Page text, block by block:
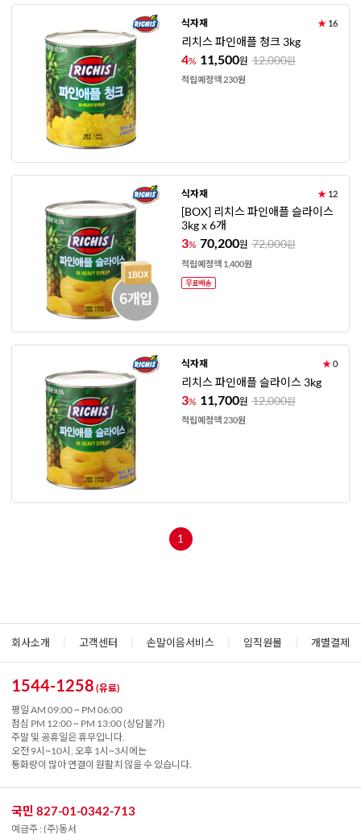
식자재 ★ 16
리치스 파인애플 청크 3kg
4% 11,500원 12,000원
적립예정액 230원
식자재 ★ 12
[BOX] 리치스 파인애플 슬라이스
3kg x 6개
3% 70,200원 72,000원
적립예정액 1,400원
식자재 ★0
리치스 파인애플 슬라이스 3kg
3% 11,700원 12,000원
적립예정액 230원
1
회사소개 고객센터 손말이음서비스 임직원몰 개별결제
1544-1258 (유료)
평일 AM 09:00 ~ PM 06:00
점심 PM 12:00 ~ PM 13:00 (상담불가)
주말 및 공휴일은 휴무입니다.
오전 9시~10시, 오후 1시~3시에는
통화량이 많아 연결이 원활치 않을 수 있습니다.
국민 827-01-0342-713
예금주 : (주)동서